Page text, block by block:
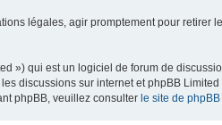
légales, agir promptement pour retirer
») qui est un logiciel de forum de
discussions sur internet et phpBB
phpBB, veuillez consulter le site de phpBB